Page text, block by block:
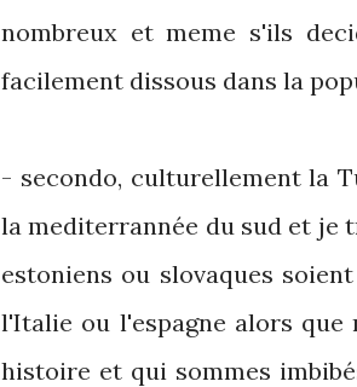
nombreux et meme s'ils
facilement dissous dans la
- secondo, culturellement la
la mediterrannée du sud et je
estoniens ou slovaques
l'Italie ou l'espagne alors que
histoire et qui sommes